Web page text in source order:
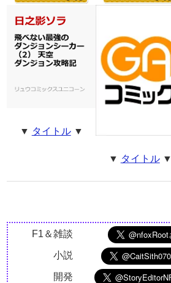
▼ タイトル▼
▼ タイトル▼
F1＆雑談
小説
開発